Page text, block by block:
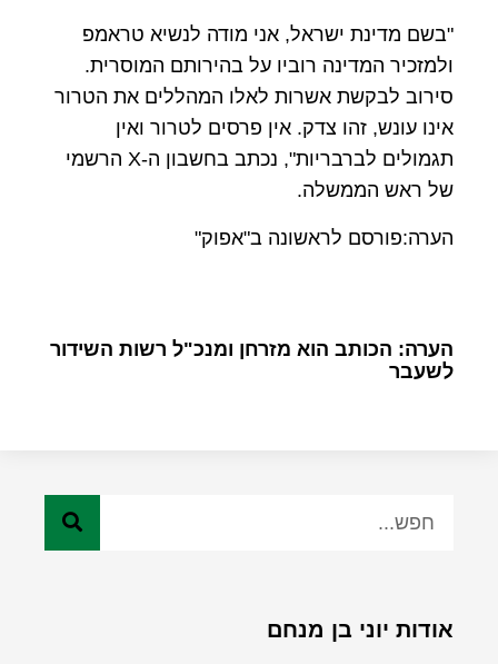
"בשם מדינת ישראל, אני מודה לנשיא טראמפ
ולמזכיר המדינה רוביו על בהירותם המוסרית.
סירוב לבקשת אשרות לאלו המהללים את הטרור
אינו עונש, זהו צדק. אין פרסים לטרור ואין
תגמולים לברבריות", נכתב בחשבון ה-X הרשמי
של ראש הממשלה.
הערה:פורסם לראשונה ב"אפוק"
הערה: הכותב הוא מזרחן ומנכ"ל רשות השידור
לשעבר
אודות יוני בן מנחם